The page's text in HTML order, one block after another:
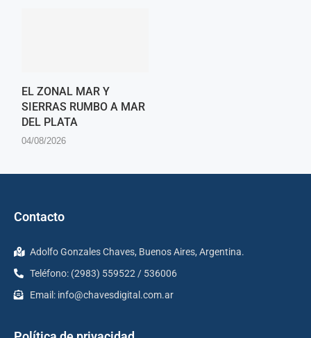
EL ZONAL MAR Y
SIERRAS RUMBO A MAR
DEL PLATA
04/08/2026
Contacto
Adolfo Gonzales Chaves, Buenos Aires, Argentina.
Teléfono: (2983) 559522 / 536006
Email: info@chavesdigital.com.ar